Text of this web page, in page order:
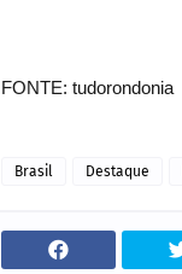
FONTE: tudorondonia
Brasil Destaque